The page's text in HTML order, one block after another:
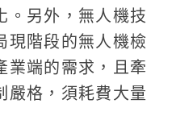
。另外，無人機技
現階段的無人機檢
業端的需求，且牽
嚴格，須耗費大量